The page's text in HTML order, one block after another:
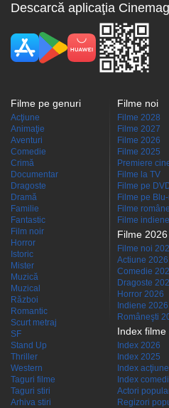
Descarcă aplicaţia
Filme pe genuri
Acţiune
Animaţie
Aventuri
Comedie
Crimă
Documentar
Dragoste
Dramă
Familie
Fantastic
Film noir
Horror
Istoric
Mister
Muzică
Muzical
Război
Romantic
Scurt metraj
SF
Stand Up
Thriller
Western
Taguri filme
Taguri stiri
Arhiva stiri
Filme noi
Filme 2028
Filme 2027
Filme 2026
Filme 2025
Premiere
Filme la TV
Filme pe
Filme pe
Filme
Filme indiene
Filme 2026
Filme noi
Actiune 2026
Comedie
Dragoste
Horror 2026
Indiene 2026
Româneşti
Index filme
Index 2026
Index 2025
Index acţiune
Index
Actori
Regizori